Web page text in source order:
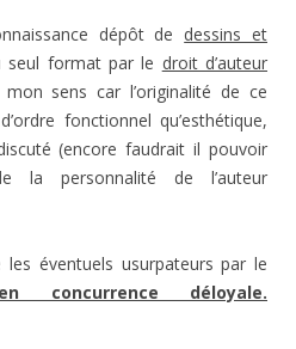
dépôt de dessins et
seul format par le droit d’auteur
sens car l’originalité de ce
fonctionnel qu’esthétique,
(encore faudrait il pouvoir
la personnalité de l’auteur
éventuels usurpateurs par le
concurrence déloyale.